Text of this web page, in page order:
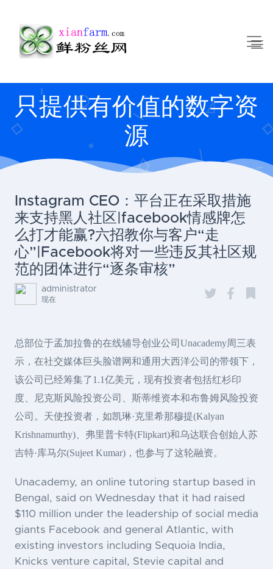
只提供有价值的数字资
源
Instagram CEO：平台正在采取措施
来支持黑人社区|facebook情感牌怎
么打才能赢?六招教你与客户“走
心”|Facebook将对一些违反其社区规
范的团体进行“逐条审核”
administrator
现在
总部位于孟加拉鲁的在线辅导创业公司Unacademy周三表
示，在社交媒体巨头脸谱网和通用大西洋公司的带领下，
该公司已经筹集了1.1亿美元，现有投资者包括红杉印
度、尼克斯风险投资公司、斯蒂维资本和布鲁姆风险投资
公司。天使投资者，如凯琳·克里希那穆提(Kalyan
Krishnamurthy)、弗里普卡特(Flipkart)和乌达联合创始人苏
吉特·库马尔(Sujeet Kumar)，也参与了这轮融资。
Unacademy, an online tutoring startup based in
Bengal, said on Wednesday that it had raised
$110 million under the leadership of social media
giants Facebook and general Atlantic, with
existing investors including Sequoia India,
Knicks venture capital, Stevie capital and